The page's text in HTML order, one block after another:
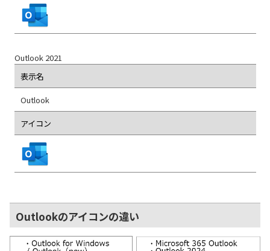
Outlook 2021
表示名
Outlook
アイコン
Outlookのアイコンの違い